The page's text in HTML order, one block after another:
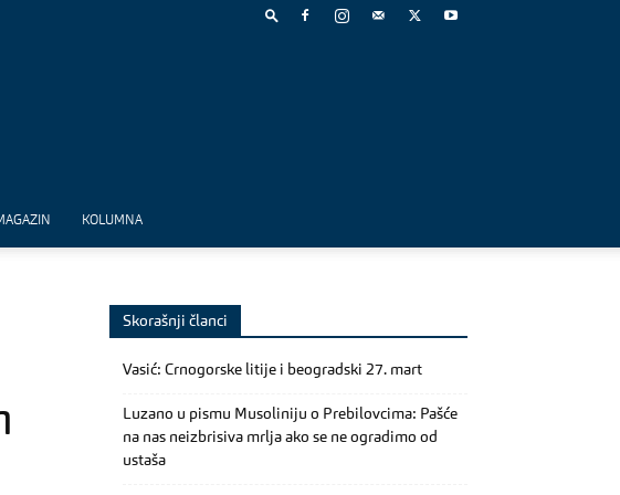
KOLUMNA
Skorašnji članci
Vasić: Crnogorske litije i beogradski 27. mart
Luzano u pismu Musoliniju o Prebilovcima: Pašće
na nas neizbrisiva mrlja ako se ne ogradimo od
ustaša